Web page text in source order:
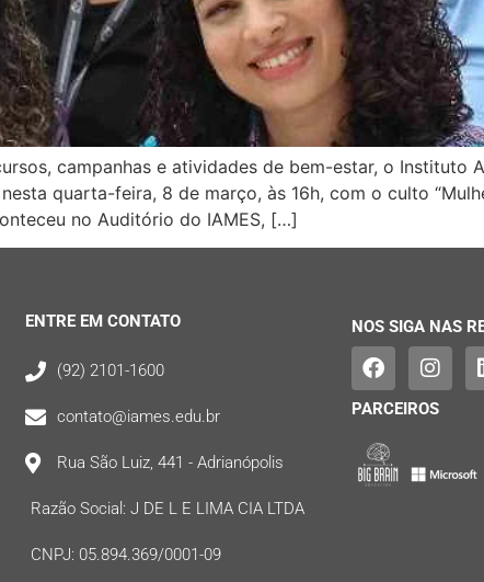
campanhas e atividades de bem-estar, o Instituto
quarta-feira, 8 de março, às 16h, com o culto
no Auditório do IAMES, […]
ENTRE EM CONTATO
(92) 2101-1600
contato@iames.edu.br
Rua São Luiz, 441 - Adrianópolis
Razão Social: J DE L E LIMA CIA LTDA
CNPJ: 05.894.369/0001-09
NOS SIGA NAS
PARCEIROS